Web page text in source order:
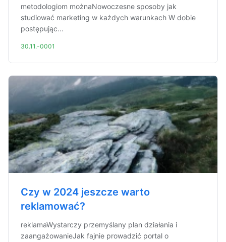
metodologiom możnaNowoczesne sposoby jak
studiować marketing w każdych warunkach W dobie
postępując...
30.11.-0001
Czy w 2024 jeszcze warto
reklamować?
reklamaWystarczy przemyślany plan działania i
zaangażowanieJak fajnie prowadzić portal o